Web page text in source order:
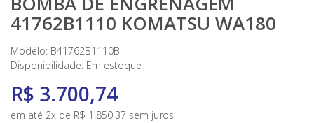
41762B1110 KOMATSU WA180
Modelo: B41762B1110B
Disponibilidade: Em estoque
R$ 3.700,74
em até 2x de R$ 1.850,37 sem juros